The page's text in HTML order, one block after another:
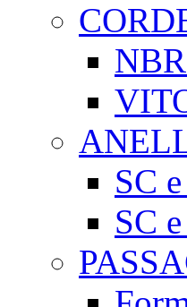
SC
SC